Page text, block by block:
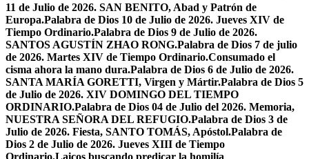
11 de Julio de 2026. SAN BENITO, Abad y Patrón de
Europa.Palabra de Dios 10 de Julio de 2026. Jueves XIV de
Tiempo Ordinario.Palabra de Dios 9 de Julio de 2026.
SANTOS AGUSTÍN ZHAO RONG.Palabra de Dios 7 de julio
de 2026. Martes XIV de Tiempo Ordinario.Consumado el
cisma ahora la mano dura.Palabra de Dios 6 de Julio de 2026.
SANTA MARÍA GORETTI, Virgen y Mártir.Palabra de Dios 5
de Julio de 2026. XIV DOMINGO DEL TIEMPO
ORDINARIO.Palabra de Dios 04 de Julio del 2026. Memoria,
NUESTRA SEÑORA DEL REFUGIO.Palabra de Dios 3 de
Julio de 2026. Fiesta, SANTO TOMÁS, Apóstol.Palabra de
Dios 2 de Julio de 2026. Jueves XIII de Tiempo